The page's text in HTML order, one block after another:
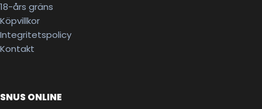
18-års gräns
Köpvillkor
Integritetspolicy
Kontakt
SNUS ONLINE